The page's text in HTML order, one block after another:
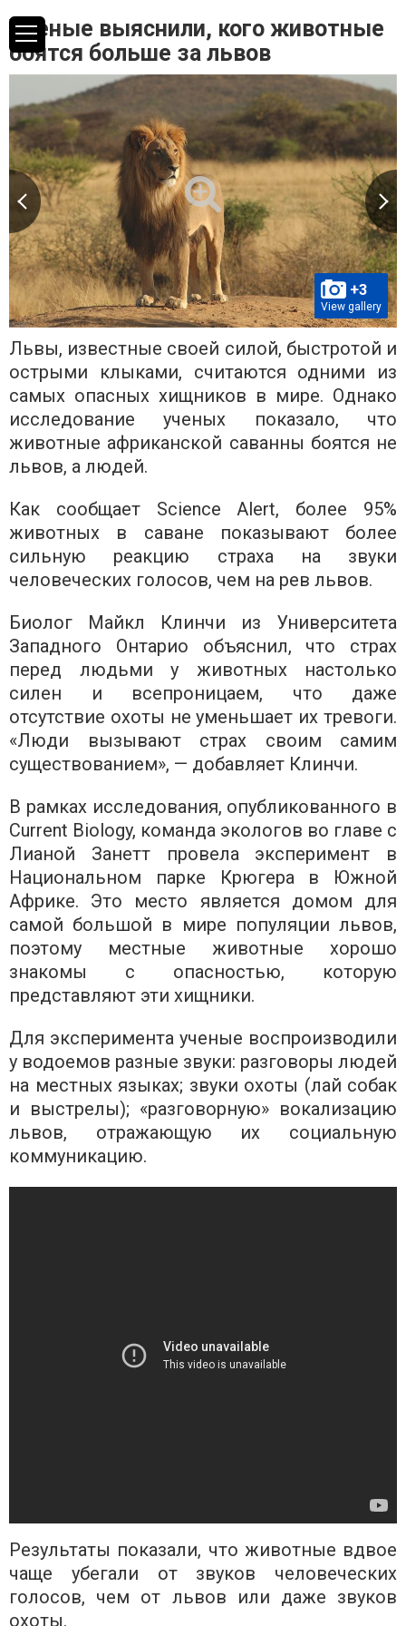
Ученые выяснили, кого животные
боятся больше за львов
+3
View gallery
Львы, известные своей силой, быстротой и
острыми клыками, считаются одними из
самых опасных хищников в мире. Однако
исследование ученых показало, что
животные африканской саванны боятся не
львов, а людей.
Как сообщает Science Alert, более 95%
животных в саване показывают более
сильную реакцию страха на звуки
человеческих голосов, чем на рев львов.
Биолог Майкл Клинчи из Университета
Западного Онтарио объяснил, что страх
перед людьми у животных настолько
силен и всепроницаем, что даже
отсутствие охоты не уменьшает их тревоги.
«Люди вызывают страх своим самим
существованием», — добавляет Клинчи.
В рамках исследования, опубликованного в
Current Biology, команда экологов во главе с
Лианой Занетт провела эксперимент в
Национальном парке Крюгера в Южной
Африке. Это место является домом для
самой большой в мире популяции львов,
поэтому местные животные хорошо
знакомы с опасностью, которую
представляют эти хищники.
Для эксперимента ученые воспроизводили
у водоемов разные звуки: разговоры людей
на местных языках; звуки охоты (лай собак
и выстрелы); «разговорную» вокализацию
львов, отражающую их социальную
коммуникацию.
Результаты показали, что животные вдвое
чаще убегали от звуков человеческих
голосов, чем от львов или даже звуков
охоты.